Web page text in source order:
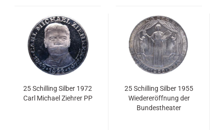
25 Schilling Silber 1972
Carl Michael Ziehrer PP
25 Schilling Silber 1955
Wiedereröffnung der
Bundestheater